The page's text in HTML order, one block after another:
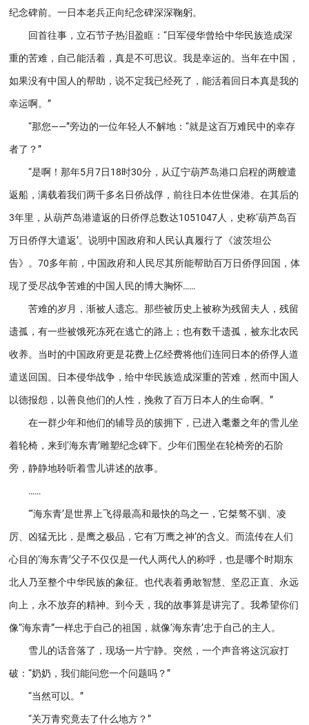
纪念碑前。一日本老兵正向纪念碑深深鞠躬。
回首往事，立石节子热泪盈眶：“日军侵华曾给中华民族造成深
重的苦难，自己能活着，真是不可思议。我是幸运的。当年在中国，
如果没有中国人的帮助，说不定我已经死了，能活着回日本真是我的
幸运啊。”
“那您——”旁边的一位年轻人不解地：“就是这百万难民中的幸存
者了？”
“是啊！那年5月7日18时30分，从辽宁葫芦岛港口启程的两艘遣
返船，满载着我们两千多名日侨战俘，前往日本佐世保港。在其后的
3年里，从葫芦岛港遣返的日侨俘总数达1051047人，史称‘葫芦岛百
万日侨俘大遣返’。说明中国政府和人民认真履行了《波茨坦公
告》。70多年前，中国政府和人民尽其所能帮助百万日侨俘回国，体
现了受尽战争苦难的中国人民的博大胸怀……
苦难的岁月，渐被人遗忘。那些被历史上被称为残留夫人，残留
遗孤，有一些被饿死冻死在逃亡的路上；也有数千遗孤，被东北农民
收养。当时的中国政府更是花费上亿经费将他们连同日本的侨俘人道
遣送回国。日本侵华战争，给中华民族造成深重的苦难，然而中国人
以德报怨，以善良他们的人性，挽救了百万日本人的生命啊。”
在一群少年和他们的辅导员的簇拥下，已进入耄耋之年的雪儿坐
着轮椅，来到‘海东青’雕塑纪念碑下。少年们围坐在轮椅旁的石阶
旁，静静地聆听着雪儿讲述的故事。
……
“‘海东青’是世界上飞得最高和最快的鸟之一，它桀骜不驯、凌
厉、凶猛无比，是鹰之极品，它有‘万鹰之神’的含义。而流传在人们
心目的‘海东青’父子不仅仅是一代人两代人的称呼，也是哪个时期东
北人乃至整个中华民族的象征。也代表着勇敢智慧、坚忍正直、永远
向上，永不放弃的精神。到今天，我的故事算是讲完了。我希望你们
像“海东青”一样忠于自己的祖国，就像‘海东青’忠于自己的主人。
雪儿的话音落了，现场一片宁静。突然，一个声音将这沉寂打
破：“奶奶，我们能问您一个问题吗？”
“当然可以。”
“关万青究竟去了什么地方？”